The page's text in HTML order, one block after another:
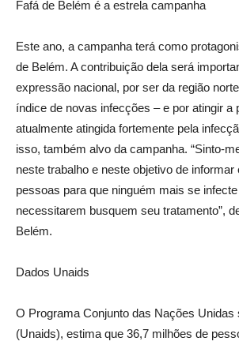
Fafá de Belém é a estrela campanha
Este ano, a campanha terá como
de Belém. A contribuição dela será
expressão nacional, por ser da região
índice de novas infecções – e por atingir a
atualmente atingida fortemente pela
isso, também alvo da campanha. “Sinto-
neste trabalho e neste objetivo de informar
pessoas para que ninguém mais se
necessitarem busquem seu tratamento”,
Belém.
Dados Unaids
O Programa Conjunto das Nações Unidas
(Unaids), estima que 36,7 milhões de